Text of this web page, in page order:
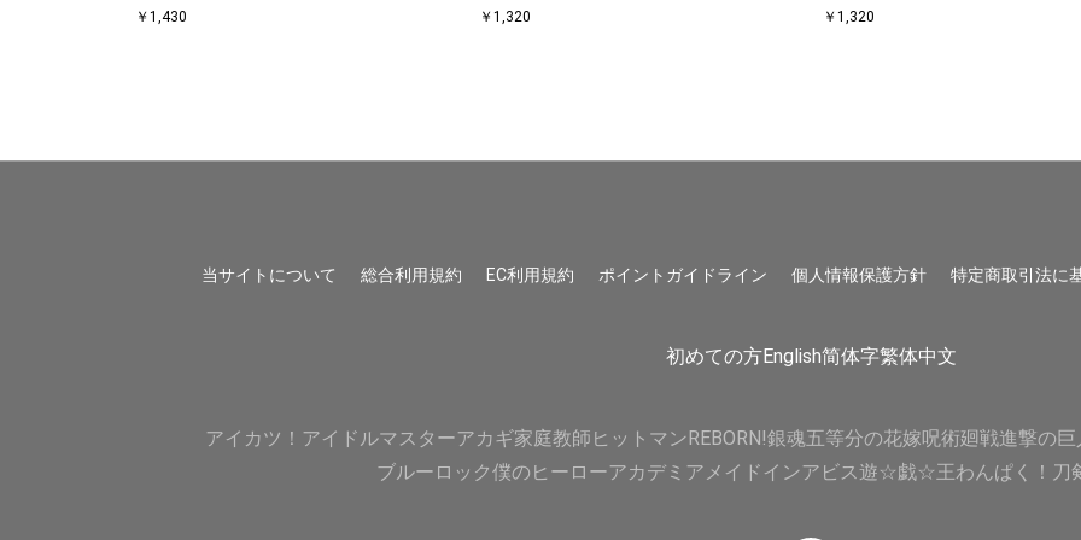
￥1,430 ￥1,320 ￥1,320
当サイトについて 総合利用規約 EC利用規約 ポイントガイドライン 個人情報保護方針 特定商取引法に
初めての方English简体字繁体中文
アイカツ！ アイドルマスターアカギ家庭教師ヒットマンREBORN!銀魂五等分の花嫁呪術廻戦進撃の巨
ブルーロック僕のヒーローアカデミア メイドインアビス遊☆戯☆王わんぱく！刀